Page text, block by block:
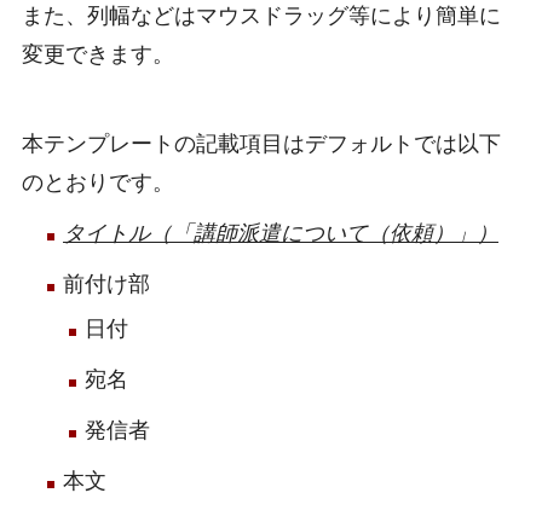
また、列幅などはマウスドラッグ等により簡単に
変更できます。
本テンプレートの記載項目はデフォルトでは以下
のとおりです。
タイトル（「講師派遣について（依頼）」）
前付け部
日付
宛名
発信者
本文